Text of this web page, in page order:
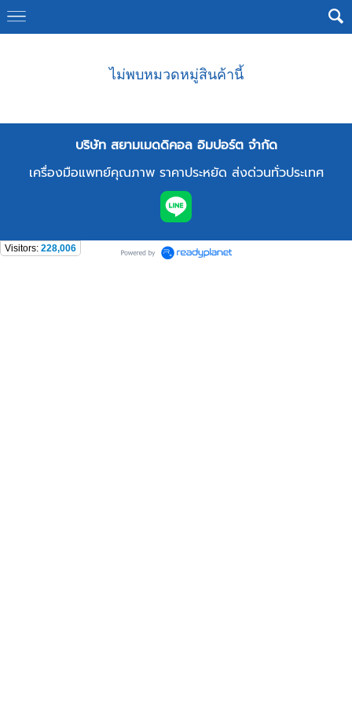
ไม่พบหมวดหมู่สินค้านี้
บริษัท สยามเมดดิคอล อิมปอร์ต จำกัด
เครื่องมือแพทย์คุณภาพ ราคาประหยัด ส่งด่วนทั่วประเทศ
Visitors: 228,006